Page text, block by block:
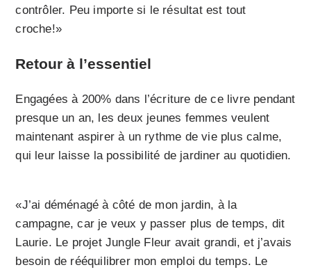
contrôler. Peu importe si le résultat est tout
croche!»
Retour à l’essentiel
Engagées à 200% dans l’écriture de ce livre pendant
presque un an, les deux jeunes femmes veulent
maintenant aspirer à un rythme de vie plus calme,
qui leur laisse la possibilité de jardiner au quotidien.
«J’ai déménagé à côté de mon jardin, à la
campagne, car je veux y passer plus de temps, dit
Laurie. Le projet Jungle Fleur avait grandi, et j’avais
besoin de rééquilibrer mon emploi du temps. Le